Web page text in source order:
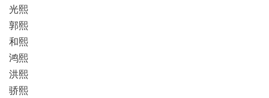
光熙
郭熙
和熙
鸿熙
洪熙
骄熙